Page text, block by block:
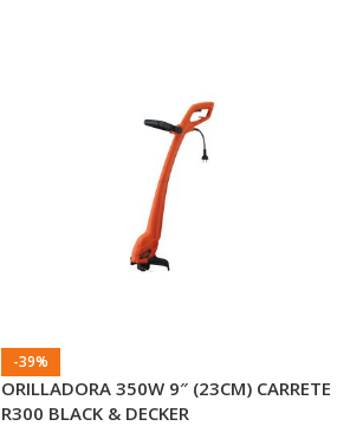
-39%
ORILLADORA 350W 9″ (23CM) CARRETE
R300 BLACK & DECKER